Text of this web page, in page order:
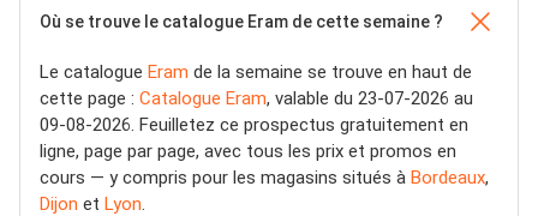
Où se trouve le catalogue Eram de cette semaine ?
Le catalogue Eram de la semaine se trouve en haut de
cette page : Catalogue Eram, valable du 23-07-2026 au
09-08-2026. Feuilletez ce prospectus gratuitement en
ligne, page par page, avec tous les prix et promos en
cours — y compris pour les magasins situés à Bordeaux,
Dijon et Lyon.